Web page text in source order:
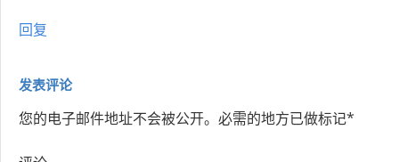
回复
发表评论
您的电子邮件地址不会被公开。 必需的地方已做标记*